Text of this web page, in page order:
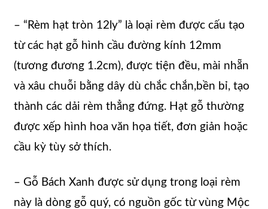
– “Rèm hạt tròn 12ly” là loại rèm được cấu tạo
từ các hạt gỗ hình cầu đường kính 12mm
(tương đương 1.2cm), được tiện đều, mài nhẵn
và xâu chuỗi bằng dây dù chắc chắn,bền bỉ, tạo
thành các dải rèm thẳng đứng. Hạt gỗ thường
được xếp hình hoa văn họa tiết, đơn giản hoặc
cầu kỳ tùy sở thích.
– Gỗ Bách Xanh được sử dụng trong loại rèm
này là dòng gỗ quý, có nguồn gốc từ vùng Mộc